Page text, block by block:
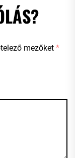
mezőket *